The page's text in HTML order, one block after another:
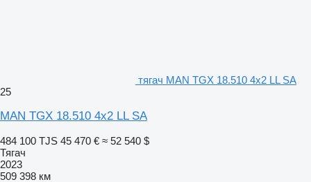
тягач MAN TGX 18.510 4x2 LL SA
25
MAN TGX 18.510 4x2 LL SA
484 100 TJS 45 470 € ≈ 52 540 $
Тягач
2023
509 398 км